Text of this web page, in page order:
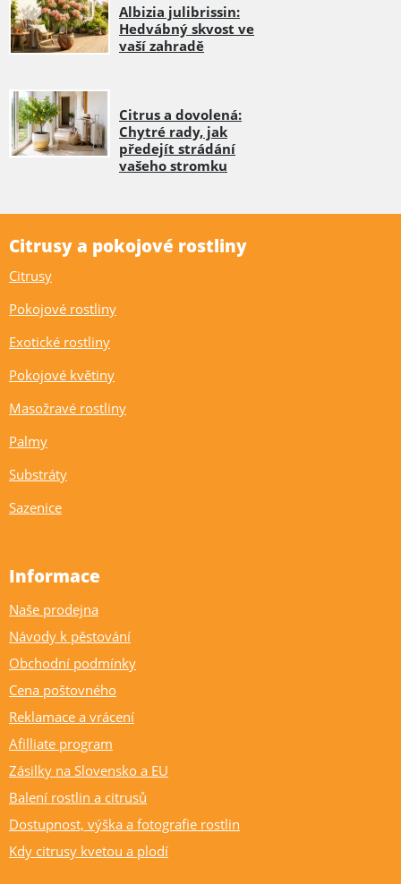
Albizia julibrissin:
Hedvábný skvost ve
vaší zahradě
Citrus a dovolená:
Chytré rady, jak
předejít strádání
vašeho stromku
Citrusy a pokojové rostliny
Citrusy
Pokojové rostliny
Exotické rostliny
Pokojové květiny
Masožravé rostliny
Palmy
Substráty
Sazenice
Informace
Naše prodejna
Návody k pěstování
Obchodní podmínky
Cena poštovného
Reklamace a vrácení
Afilliate program
Zásilky na Slovensko a EU
Balení rostlin a citrusů
Dostupnost, výška a fotografie rostlin
Kdy citrusy kvetou a plodí